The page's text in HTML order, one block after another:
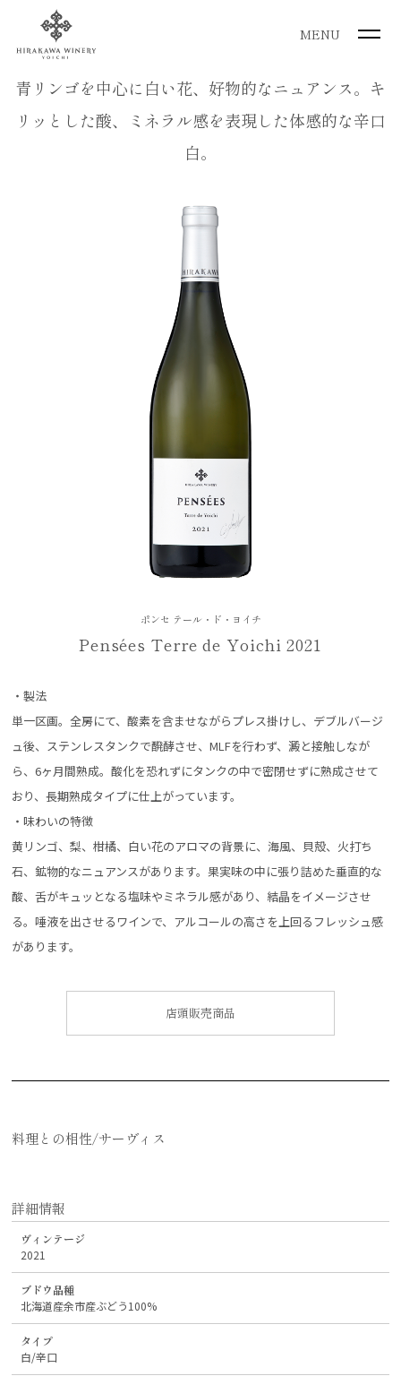
MENU
青リンゴを中心に白い花、好物的なニュアンス。キ
リッとした酸、ミネラル感を表現した体感的な辛口
白。
ポンセ テール・ド・ヨイチ
Pensées Terre de Yoichi 2021
・製法
単一区画。全房にて、酸素を含ませながらプレス掛けし、デブルバージ
ュ後、ステンレスタンクで醗酵させ、MLFを行わず、澱と接触しなが
ら、6ヶ月間熟成。酸化を恐れずにタンクの中で密閉せずに熟成させて
おり、長期熟成タイプに仕上がっています。
・味わいの特徴
黄リンゴ、梨、柑橘、白い花のアロマの背景に、海風、貝殻、火打ち
石、鉱物的なニュアンスがあります。果実味の中に張り詰めた垂直的な
酸、舌がキュッとなる塩味やミネラル感があり、結晶をイメージさせ
る。唾液を出させるワインで、アルコールの高さを上回るフレッシュ感
があります。
店頭販売商品
料理との相性/サーヴィス
詳細情報
ヴィンテージ
2021
ブドウ品種
北海道産余市産ぶどう100%
タイプ
白/辛口